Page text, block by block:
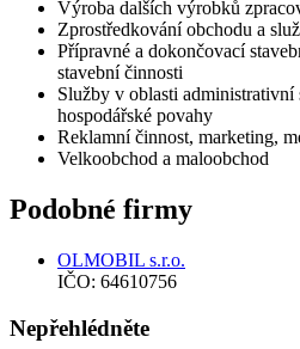
Výroba dalších výrobků
Zprostředkování obchodu a
Přípravné a dokončovací
stavební činnosti
Služby v oblasti administrativní
hospodářské povahy
Reklamní činnost, marketing,
Velkoobchod a maloobchod
Podobné firmy
OLMOBIL s.r.o.
IČO: 64610756
Nepřehlédněte